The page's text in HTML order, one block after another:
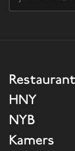
HNY
NYB
Kamers